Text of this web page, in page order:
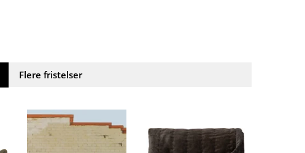
Flere fristelser